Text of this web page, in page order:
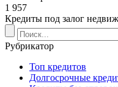
1 957
Кредиты под залог
Рубрикатор
Топ кредитов
Долгосрочные